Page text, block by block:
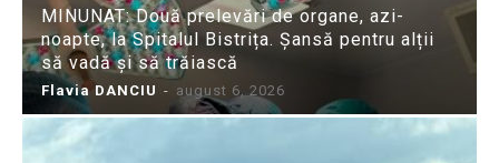
MINUNAT: Două prelevări de organe, azi-
noapte, la Spitalul Bistrița. Șansă pentru alții
să vadă și să trăiască
Flavia DANCIU - august 6, 2026